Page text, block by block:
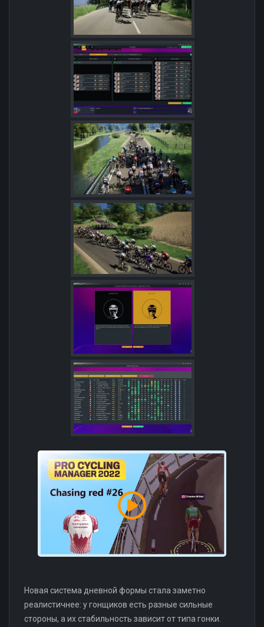
Новая система дневной формы стала заметно
реалистичнее: у гонщиков есть разные сильные
стороны, а их стабильность зависит от типа гонки.